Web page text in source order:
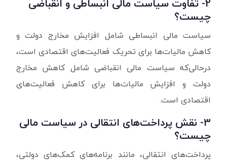
چیست؟
سیاست مالی انبساطی شامل افزایش مخارج دولت و
کاهش مالیات‌ها برای تحریک فعالیت‌های اقتصادی است،
درحالی‌که سیاست مالی انقباضی شامل کاهش مخارج
دولت و افزایش مالیات‌ها برای کاهش فعالیت‌های
اقتصادی است.
3- نقش پرداخت‌های انتقالی در سیاست مالی
چیست؟
پرداخت‌های انتقالی، مانند برنامه‌های کمک‌های دولتی،